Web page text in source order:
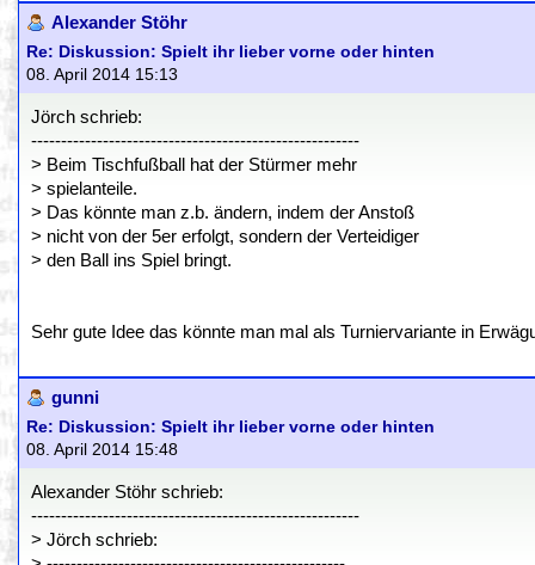
Alexander Stöhr
Re: Diskussion: Spielt ihr lieber vorne oder hinten
08. April 2014 15:13
Jörch schrieb:
-------------------------------------------------------
> Beim Tischfußball hat der Stürmer mehr
> spielanteile.
> Das könnte man z.b. ändern, indem der Anstoß
> nicht von der 5er erfolgt, sondern der Verteidiger
> den Ball ins Spiel bringt.
Sehr gute Idee das könnte man mal als Turniervariante in
gunni
Re: Diskussion: Spielt ihr lieber vorne oder hinten
08. April 2014 15:48
Alexander Stöhr schrieb:
-------------------------------------------------------
> Jörch schrieb: